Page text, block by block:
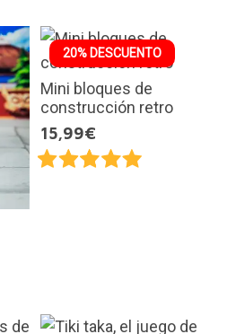
20% DESCUENTO
Mini bloques de
construcción retro
15,99€